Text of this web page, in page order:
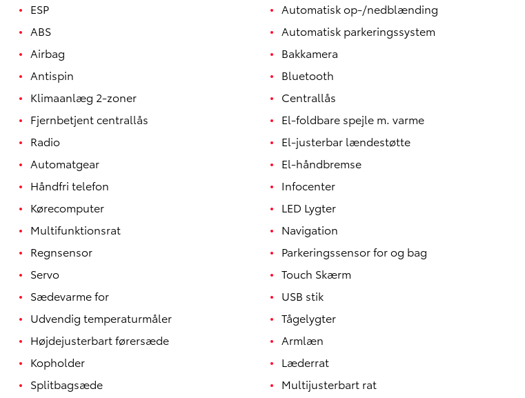
ESP
ABS
Airbag
Antispin
Klimaanlæg 2-zoner
Fjernbetjent centrallås
Radio
Automatgear
Håndfri telefon
Kørecomputer
Multifunktionsrat
Regnsensor
Servo
Sædevarme for
Udvendig temperaturmåler
Højdejusterbart førersæde
Kopholder
Splitbagsæde
Automatisk op-/nedblænding
Automatisk parkeringssystem
Bakkamera
Bluetooth
Centrallås
El-foldbare spejle m. varme
El-justerbar lændestøtte
El-håndbremse
Infocenter
LED Lygter
Navigation
Parkeringssensor for og bag
Touch Skærm
USB stik
Tågelygter
Armlæn
Læderrat
Multijusterbart rat